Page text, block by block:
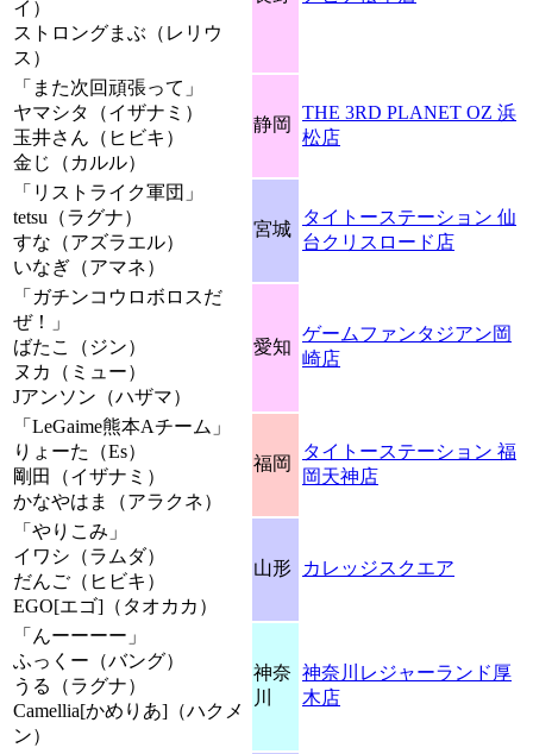
イ）
ストロングまぶ（レリウ
ス）
「また次回頑張って」
ヤマシタ（イザナミ）
玉井さん（ヒビキ）
金じ（カルル）
静岡
THE 3RD PLANET OZ 浜
松店
「リストライク軍団」
tetsu（ラグナ）
すな（アズラエル）
いなぎ（アマネ）
宮城
タイトーステーション 仙
台クリスロード店
「ガチンコウロボロスだ
ぜ！」
ばたこ（ジン）
ヌカ（ミュー）
Jアンソン（ハザマ）
愛知
ゲームファンタジアン岡
崎店
「LeGaime熊本Aチーム」
りょーた（Es）
剛田（イザナミ）
かなやはま（アラクネ）
福岡
タイトーステーション 福
岡天神店
「やりこみ」
イワシ（ラムダ）
だんご（ヒビキ）
EGO[エゴ]（タオカカ）
山形 カレッジスクエア
「んーーーー」
ふっくー（バング）
うる（ラグナ）
Camellia[かめりあ]（ハクメ
ン）
神奈
川
神奈川レジャーランド厚
木店